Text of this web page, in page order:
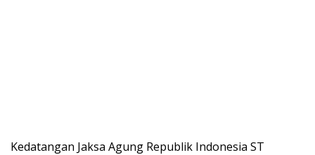
Kedatangan Jaksa Agung Republik Indonesia ST